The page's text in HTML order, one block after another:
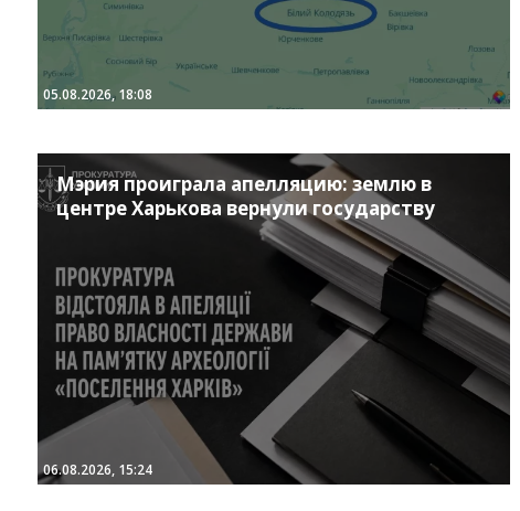
05.08.2026, 18:08
Мэрия проиграла апелляцию: землю в
центре Харькова вернули государству
06.08.2026, 15:24